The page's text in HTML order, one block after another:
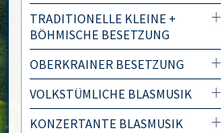
TRADITIONELLE KLEINE +
BÖHMISCHE BESETZUNG
OBERKRAINER BESETZUNG
VOLKSTÜMLICHE BLASMUSIK
KONZERTANTE BLASMUSIK